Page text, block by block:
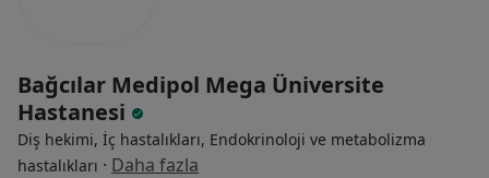
Bağcılar Medipol Mega Üniversite
Hastanesi
Diş hekimi, İç hastalıkları, Endokrinoloji ve metabolizma
hastalıkları · Daha fazla